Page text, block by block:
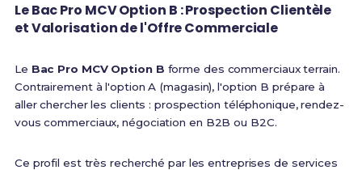
Le Bac Pro MCV Option B : Prospection Clientèle
et Valorisation de l'Offre Commerciale
Le Bac Pro MCV Option B forme des commerciaux terrain.
Contrairement à l'option A (magasin), l'option B prépare à
aller chercher les clients : prospection téléphonique, rendez-
vous commerciaux, négociation en B2B ou B2C.
Ce profil est très recherché par les entreprises de services